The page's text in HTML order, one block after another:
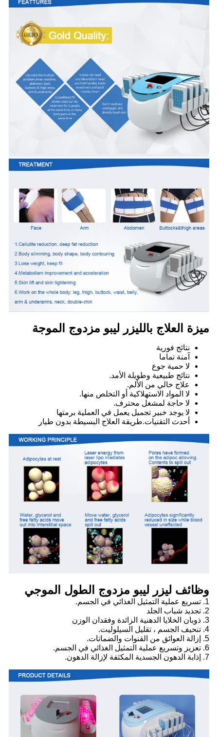
ميزة العلاج بالليزر ليبو مزدوج الموجة
نتائج فورية
آمنة تماما
لا حمية جوع
نتائج طبيعية وطويلة الأمد.
علاج خالي من الألم.
لا المواد الاستهلاكية أو التخلص منها.
لا حاجة لمشغل محترف.
لا يوجد خبير تجميل يعمل في العملية برمتها
أحدث التقنيات.طريقة العلاج البسيطة بدون طيار
وظائف ليزر ليبو مزدوج الطول الموجي
1. تسريع عملية التمثيل الغذائي في الجسم.
2. تجديد شباب الجلد
3. ذوبان الخلايا الدهنية الزائدة وفقدان الوزن
4. تنحيف الجسم ، تقليل السيلوليت.
5. إزالة العوائق من القنوات والضمانات.
6. تعزيز وتسريع عملية التمثيل الغذائي في الجسم.
7. إذابة الدهون الجسدية المكثفة لإزالة الدهون.